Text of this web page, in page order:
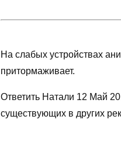
На слабых устройствах
притормаживает.
Ответить Натали 12 Май
существующих в других